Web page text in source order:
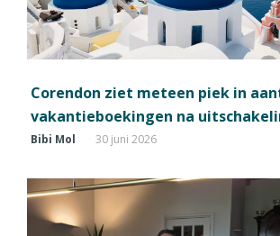
Corendon ziet meteen piek in
vakantieboekingen na
Bibi Mol 30 juni 2026